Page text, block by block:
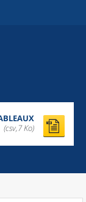
(csv,7 Ko)